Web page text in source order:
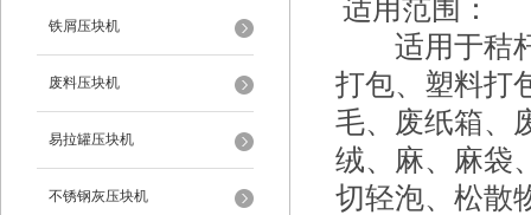
铁屑压块机
废料压块机
易拉罐压块机
不锈钢灰压块机
适用范围：
适用于秸杆
打包、塑料打
毛、废纸箱、
绒、麻、麻袋
切轻泡、松散